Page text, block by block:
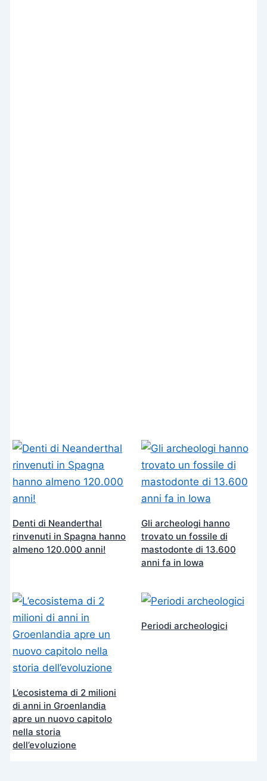
Denti di Neanderthal
rinvenuti in Spagna hanno
almeno 120.000 anni!
Gli archeologi hanno
trovato un fossile di
mastodonte di 13.600
anni fa in Iowa
L’ecosistema di 2 milioni
di anni in Groenlandia
apre un nuovo capitolo
nella storia
dell’evoluzione
Periodi archeologici